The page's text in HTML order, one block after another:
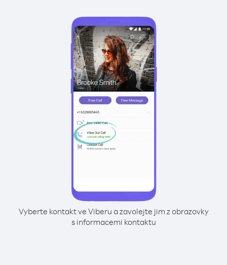
Vyberte kontakt ve Viberu a zavolejte jim z obrazovky
s informacemi kontaktu